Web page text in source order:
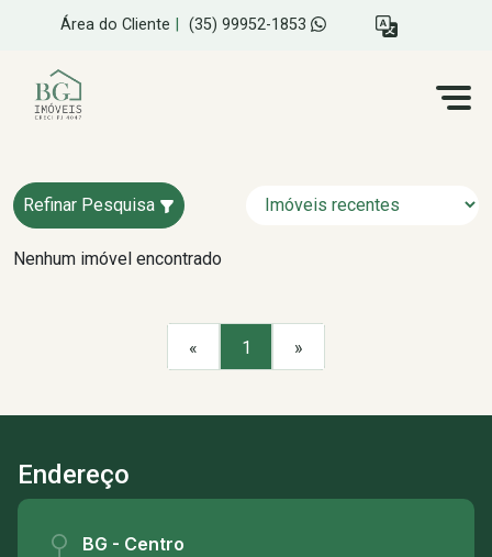
Área do Cliente (35) 99952-1853
Refinar Pesquisa
Nenhum imóvel encontrado
« 1 »
Endereço
BG - Centro